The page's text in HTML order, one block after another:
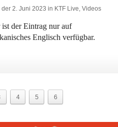
der 2. Juni 2023 in KTF Live, Videos
der Eintrag nur auf
Englisch verfügbar.
4 5 6